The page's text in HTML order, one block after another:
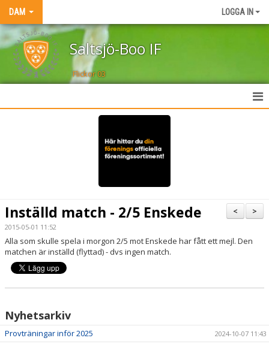
DAM LOGGA IN
Saltsjö-Boo IF
Flickor 03
MATCHER
AKTIVITETER
SPELARINFORMATION
KONTAKT
>
<
Inställd match - 2/5 Enskede
2015-05-01 11:52
Alla som skulle spela i morgon 2/5 mot Enskede har fått ett mejl. Den
matchen är inställd (flyttad) - dvs ingen match.
Nyhetsarkiv
Provträningar inför 2025 2024-10-07 11:43